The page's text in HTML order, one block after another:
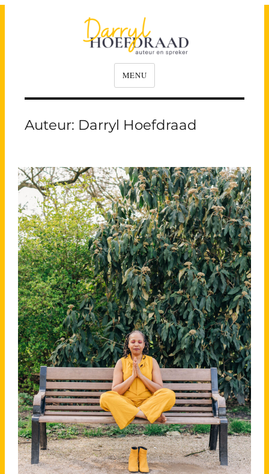
Darryl Hoefdraad
MENU
Auteur: Darryl Hoefdraad